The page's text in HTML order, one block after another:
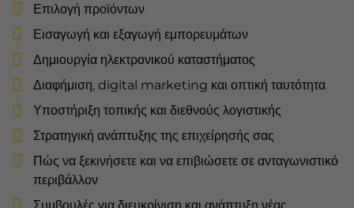
Επιλογή προϊόντων
Εισαγωγή και εξαγωγή εμπορευμάτων
Δημιουργία ηλεκτρονικού καταστήματος
Διαφήμιση, digital marketing και οπτική ταυτότητα
Υποστήριξη τοπικής και διεθνούς λογιστικής
Στρατηγική ανάπτυξης της επιχείρησής σας
Πώς να ξεκινήσετε και να επιβιώσετε σε ανταγωνιστικό
περιβάλλον